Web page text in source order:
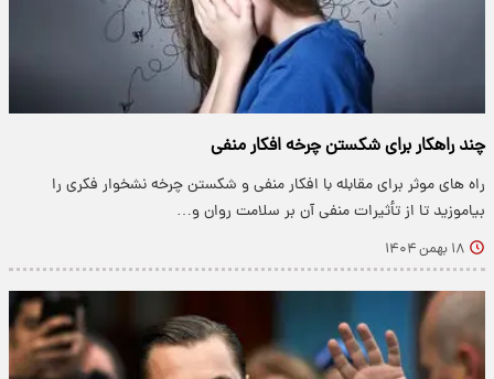
چند راهکار برای شکستن چرخه افکار منفی
راه های موثر برای مقابله با افکار منفی و شکستن چرخه نشخوار فکری را
بیاموزید تا از تأثیرات منفی آن بر سلامت روان و…
۱۸ بهمن ۱۴۰۴